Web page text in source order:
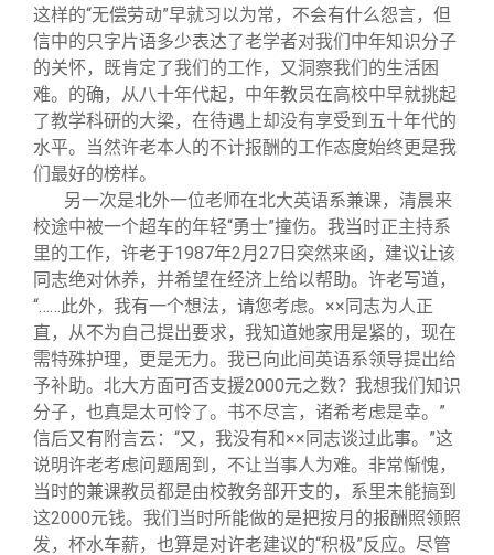
这样的“无偿劳动”早就习以为常，不会有什么怨言，但
信中的只字片语多少表达了老学者对我们中年知识分子
的关怀，既肯定了我们的工作，又洞察我们的生活困
难。的确，从八十年代起，中年教员在高校中早就挑起
了教学科研的大梁，在待遇上却没有享受到五十年代的
水平。当然许老本人的不计报酬的工作态度始终更是我
们最好的榜样。
另一次是北外一位老师在北大英语系兼课，清晨来
校途中被一个超车的年轻“勇士”撞伤。我当时正主持系
里的工作，许老于1987年2月27日突然来函，建议让该
同志绝对休养，并希望在经济上给以帮助。许老写道，
“……此外，我有一个想法，请您考虑。××同志为人正
直，从不为自己提出要求，我知道她家用是紧的，现在
需特殊护理，更是无力。我已向此间英语系领导提出给
予补助。北大方面可否支援2000元之数？我想我们知识
分子，也真是太可怜了。书不尽言，诸希考虑是幸。”
信后又有附言云：“又，我没有和××同志谈过此事。”这
说明许老考虑问题周到，不让当事人为难。非常惭愧，
当时的兼课教员都是由校教务部开支的，系里未能搞到
这2000元钱。我们当时所能做的是把按月的报酬照领照
发，杯水车薪，也算是对许老建议的“积极”反应。尽管